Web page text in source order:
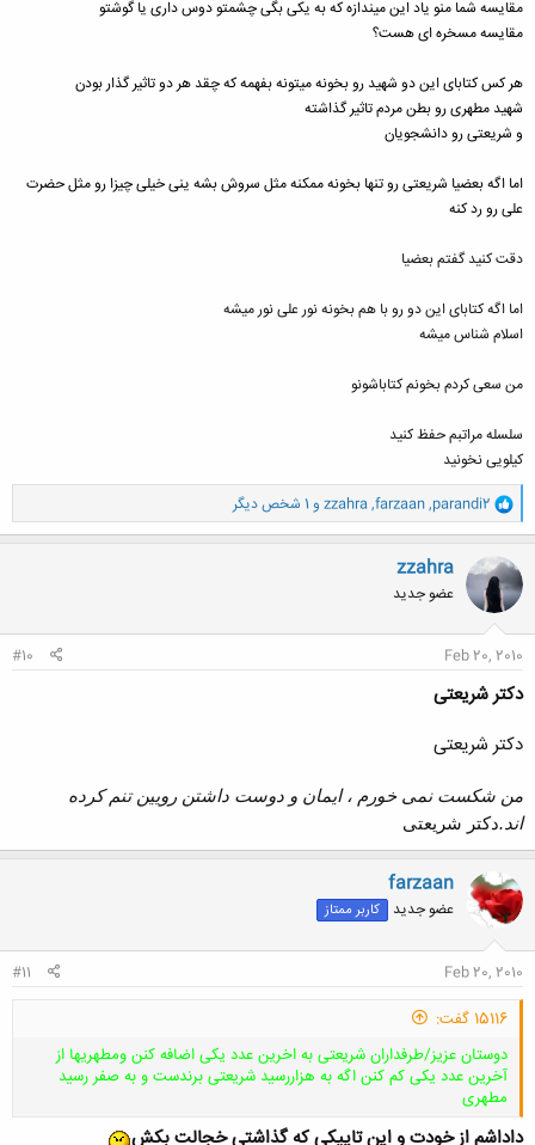
مقایسه شما منو یاد این میندازه که به یکی بگی چشمتو دوس داری یا گوشتو
مقایسه مسخره ای هست؟
هر کس کتابای این دو شهید رو بخونه میتونه بفهمه که چقد هر دو تاثیر گذار بودن
شهید مطهری رو بطن مردم تاثیر گذاشته
و شریعتی رو دانشجویان
اما اگه بعضیا شریعتی رو تنها بخونه ممکنه مثل سروش بشه ینی خیلی چیزا رو مثل حضرت
علی رو رد کنه
دقت کنید گفتم بعضیا
اما اگه کتابای این دو رو با هم بخونه نور علی نور میشه
اسلام شناس میشه
من سعی کردم بخونم کتاباشونو
سلسله مراتبم حفظ کنید
کیلویی نخونید
و
ا
ک
ن
ش
ه
ا
parandi2
,
farzaan
,
zzahra و 1 شخص دیگر
zzahra
عضو جدید
Feb 20, 2010
#10
دکتر شریعتی
دکتر شریعتی
من شکست نمی خورم ، ایمان و دوست داشتن رویین تنم کرده
اند.دکتر شریعتی
farzaan
عضو جدید کاربر ممتاز
Feb 20, 2010
#11
15116 گفت:
دوستان عزیز/طرفداران شریعتی به اخرین عدد یکی اضافه کنن ومطهریها از
آخرین عدد یکی کم کنن اگه به هزاررسید شریعتی برندست و به صفر رسید
مطهری
داداشم از خودت و این تاپیکی که گذاشتی خجالت بکش